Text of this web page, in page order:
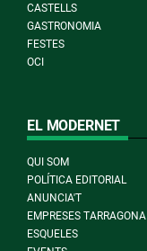
CASTELLS
GASTRONOMIA
FESTES
OCI
EL MODERNET
QUI SOM
POLÍTICA EDITORIAL
ANUNCIA'T
EMPRESES TARRAGONA
ESQUELES